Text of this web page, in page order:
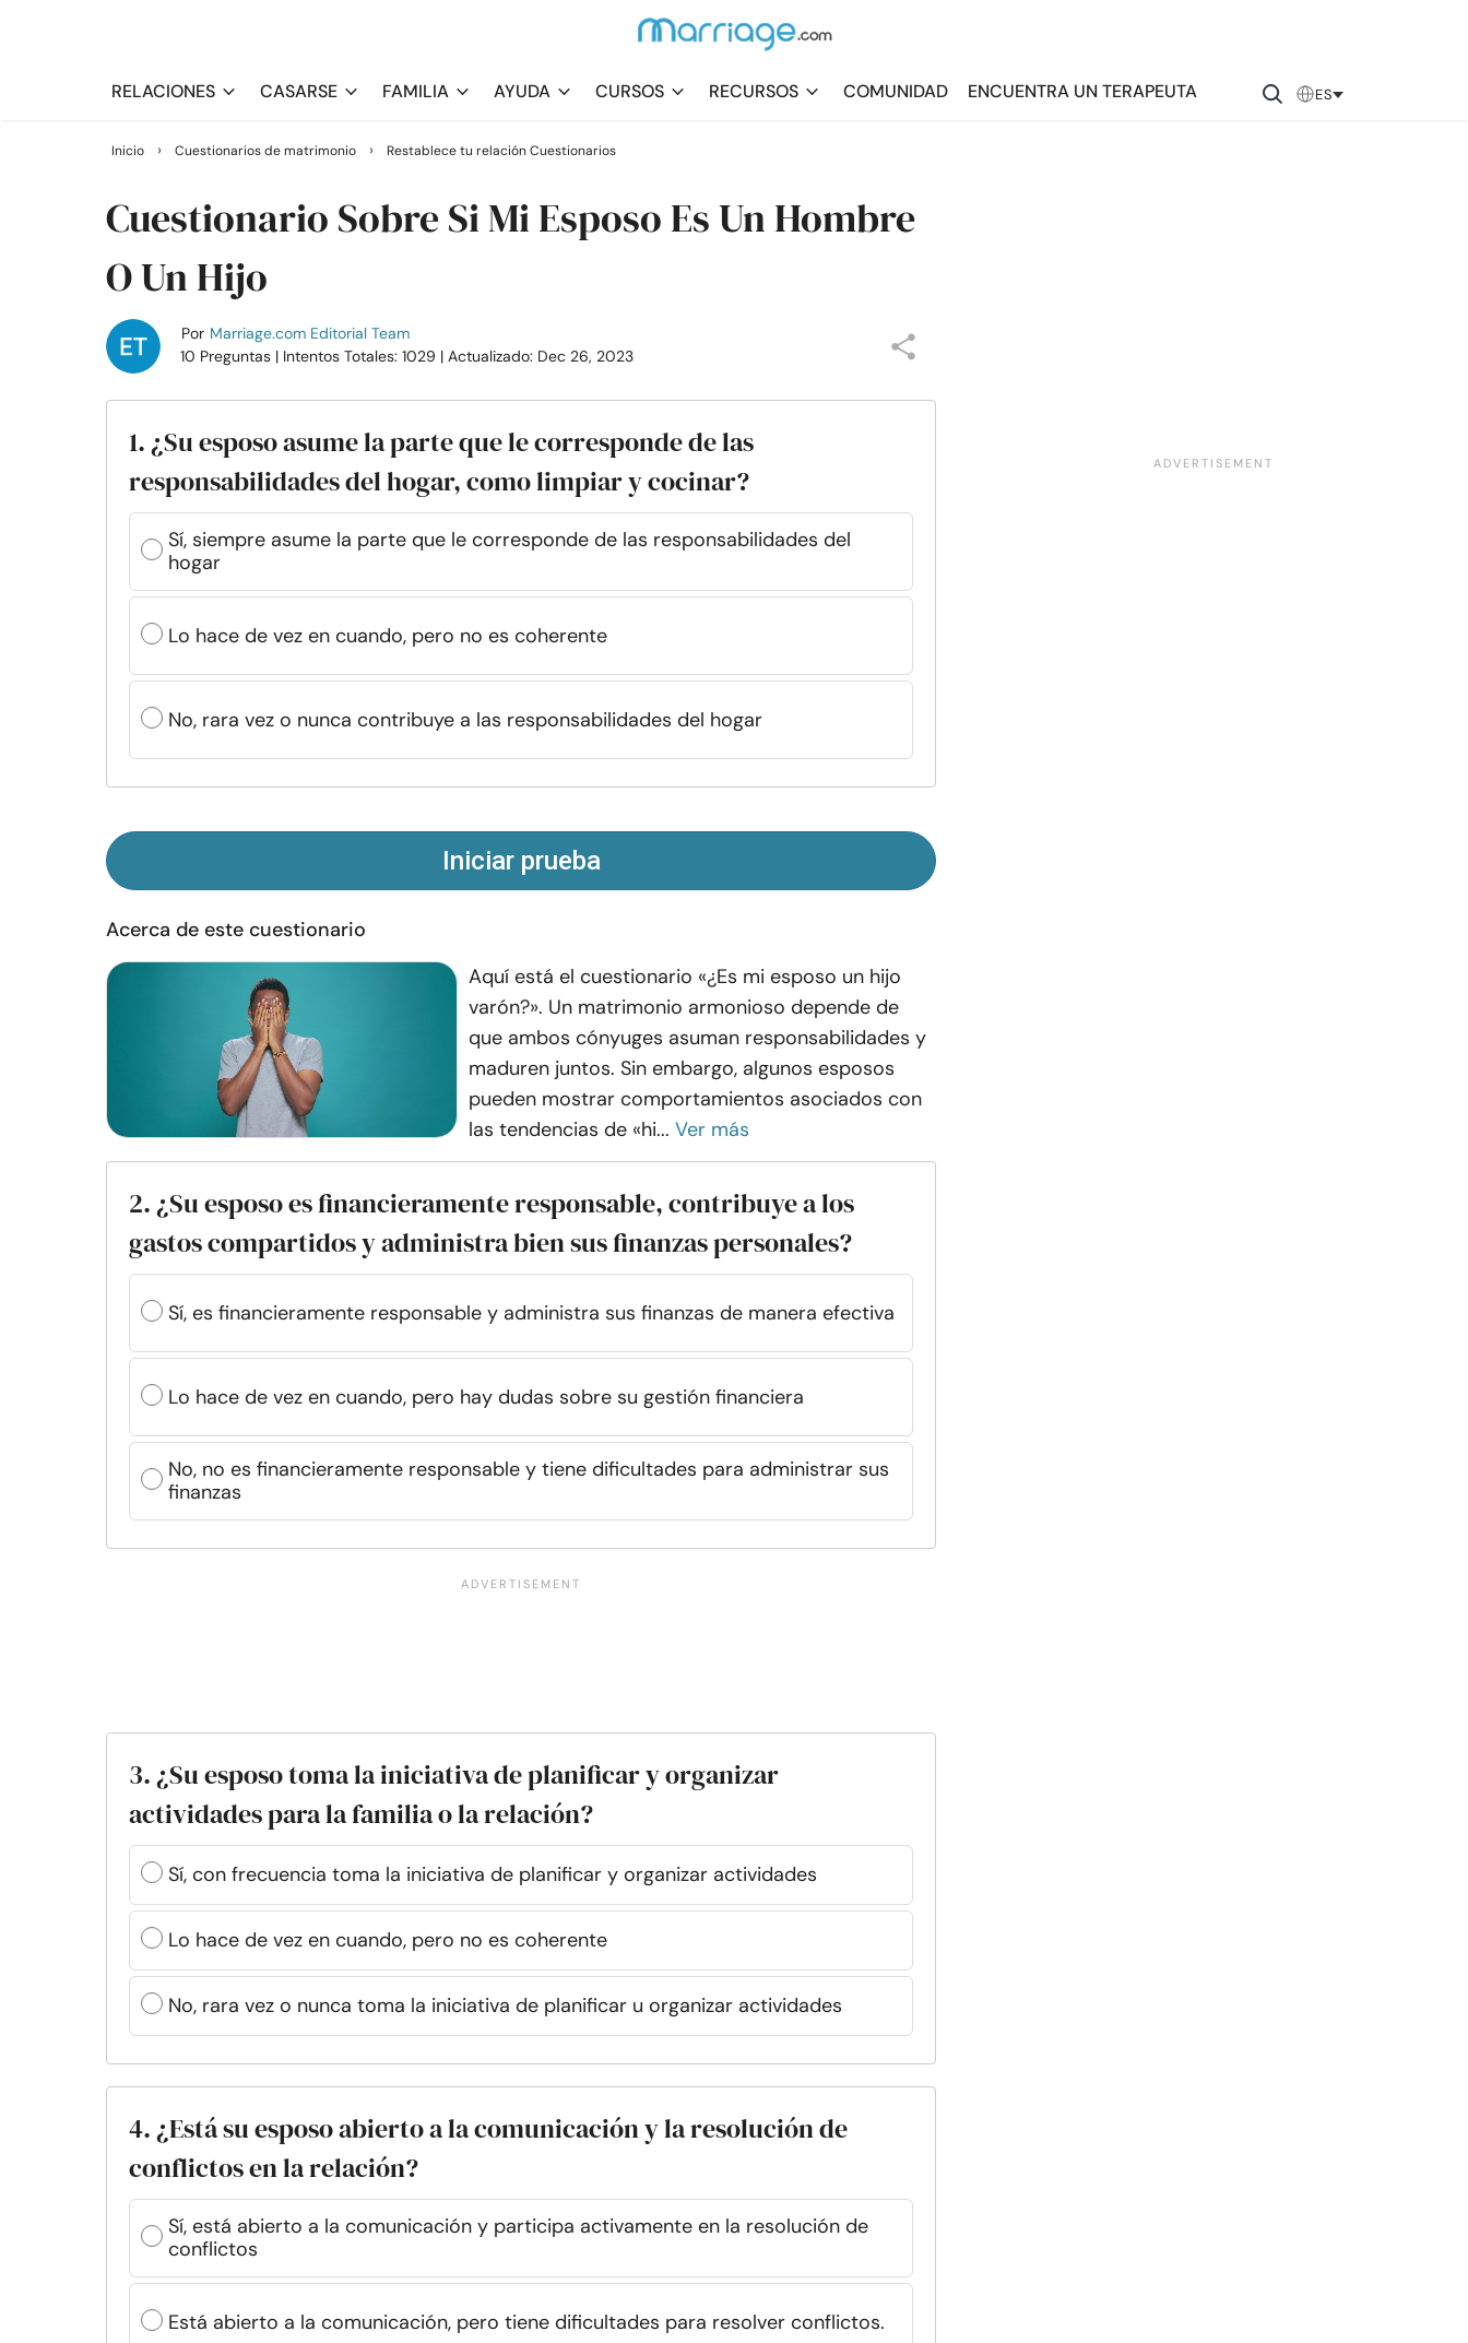
RELACIONES CASARSE FAMILIA AYUDA CURSOS RECURSOS COMUNIDAD ENCUENTRA UN TERAPEUTA ES
Inicio › Cuestionarios de matrimonio › Restablece tu relación Cuestionarios
Cuestionario Sobre Si Mi Esposo Es Un Hombre
O Un Hijo
Por Marriage.com Editorial Team
10 Preguntas | Intentos Totales: 1029 | Actualizado: Dec 26, 2023
1. ¿Su esposo asume la parte que le corresponde de las
responsabilidades del hogar, como limpiar y cocinar?
Sí, siempre asume la parte que le corresponde de las responsabilidades del
hogar
Lo hace de vez en cuando, pero no es coherente
No, rara vez o nunca contribuye a las responsabilidades del hogar
Iniciar prueba
Acerca de este cuestionario
Aquí está el cuestionario «¿Es mi esposo un hijo
varón?». Un matrimonio armonioso depende de
que ambos cónyuges asuman responsabilidades y
maduren juntos. Sin embargo, algunos esposos
pueden mostrar comportamientos asociados con
las tendencias de «hi... Ver más
2. ¿Su esposo es financieramente responsable, contribuye a los
gastos compartidos y administra bien sus finanzas personales?
Sí, es financieramente responsable y administra sus finanzas de manera efectiva
Lo hace de vez en cuando, pero hay dudas sobre su gestión financiera
No, no es financieramente responsable y tiene dificultades para administrar sus
finanzas
3. ¿Su esposo toma la iniciativa de planificar y organizar
actividades para la familia o la relación?
Sí, con frecuencia toma la iniciativa de planificar y organizar actividades
Lo hace de vez en cuando, pero no es coherente
No, rara vez o nunca toma la iniciativa de planificar u organizar actividades
4. ¿Está su esposo abierto a la comunicación y la resolución de
conflictos en la relación?
Sí, está abierto a la comunicación y participa activamente en la resolución de
conflictos
Está abierto a la comunicación, pero tiene dificultades para resolver conflictos.